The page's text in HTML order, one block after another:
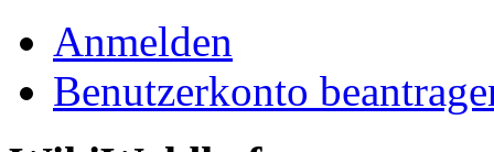
Anmelden
Benutzerkonto